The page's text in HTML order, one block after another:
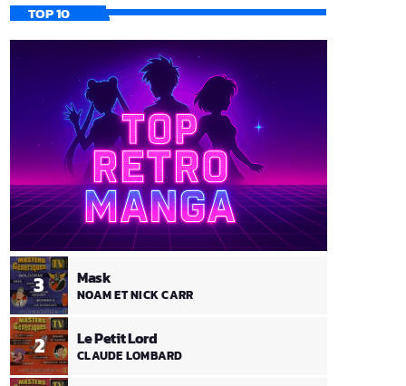
TOP 10
2 Le Petit Lord
CLAUDE LOMBARD
3 Mask
NOAM ET NICK CARR